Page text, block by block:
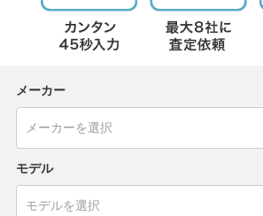
メーカー
モデル